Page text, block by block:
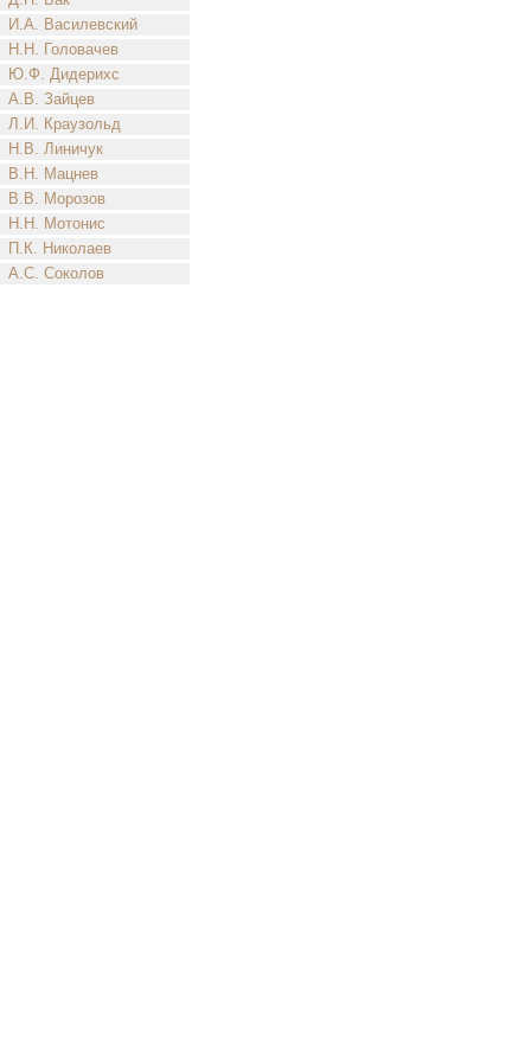
И.А. Василевский
Н.Н. Головачев
Ю.Ф. Дидерихс
А.В. Зайцев
Л.И. Краузольд
Н.В. Линичук
В.Н. Мацнев
В.В. Морозов
Н.Н. Мотонис
П.К. Николаев
А.С. Соколов